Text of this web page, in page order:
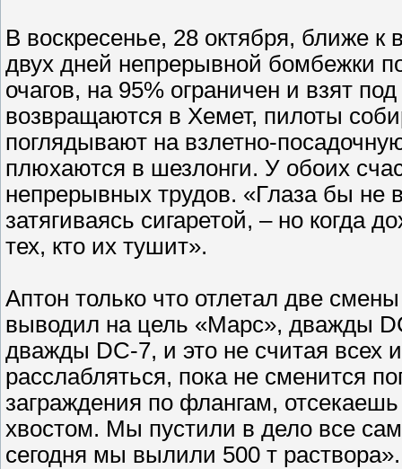
В воскресенье, 28 октября, ближе к
двух дней непрерывной бомбежки
очагов, на 95% ограничен и взят
возвращаются в Хемет, пилоты
поглядывают на взлетно-
плюхаются в шезлонги. У обоих
непрерывных трудов. «Глаза бы не
затягиваясь сигаретой, – но когда
тех, кто их тушит».
Аптон только что отлетал две
выводил на цель «Марс», дважды
дважды DC-7, и это не считая всех
расслабляться, пока не сменится
заграждения по флангам,
хвостом. Мы пустили в дело все
сегодня мы вылили 500 т раствора».